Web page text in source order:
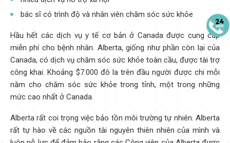
bác sĩ có trình độ và nhân viên chăm sóc sức khỏe
Hầu hết các dịch vụ y tế cơ bản ở Canada được cung cấp
miễn phí cho bệnh nhân. Alberta, giống như phần còn lại của
Canada, có dịch vụ chăm sóc sức khỏe toàn cầu, được tài trợ
công khai. Khoảng $7.000 đô la trên đầu người được chi mỗi
năm cho chăm sóc sức khỏe trong tỉnh, một trong những
mức cao nhất ở Canada.
Alberta rất coi trọng việc bảo tồn môi trường tự nhiên. Alberta
rất tự hào về các nguồn tài nguyên thiên nhiên của mình và